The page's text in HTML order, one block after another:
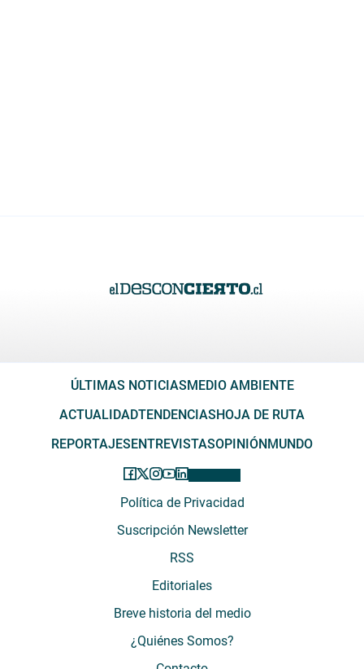
ÚLTIMAS NOTICIASMEDIO AMBIENTE
ACTUALIDADTENDENCIASHOJA DE RUTA
REPORTAJESENTREVISTASOPINIÓNMUNDO
Política de Privacidad
Suscripción Newsletter
RSS
Editoriales
Breve historia del medio
¿Quiénes Somos?